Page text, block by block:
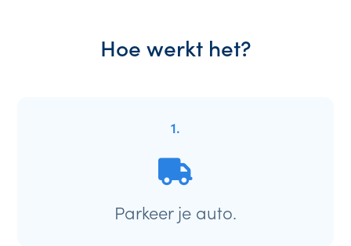
Hoe werkt het?
1.
Parkeer je auto.